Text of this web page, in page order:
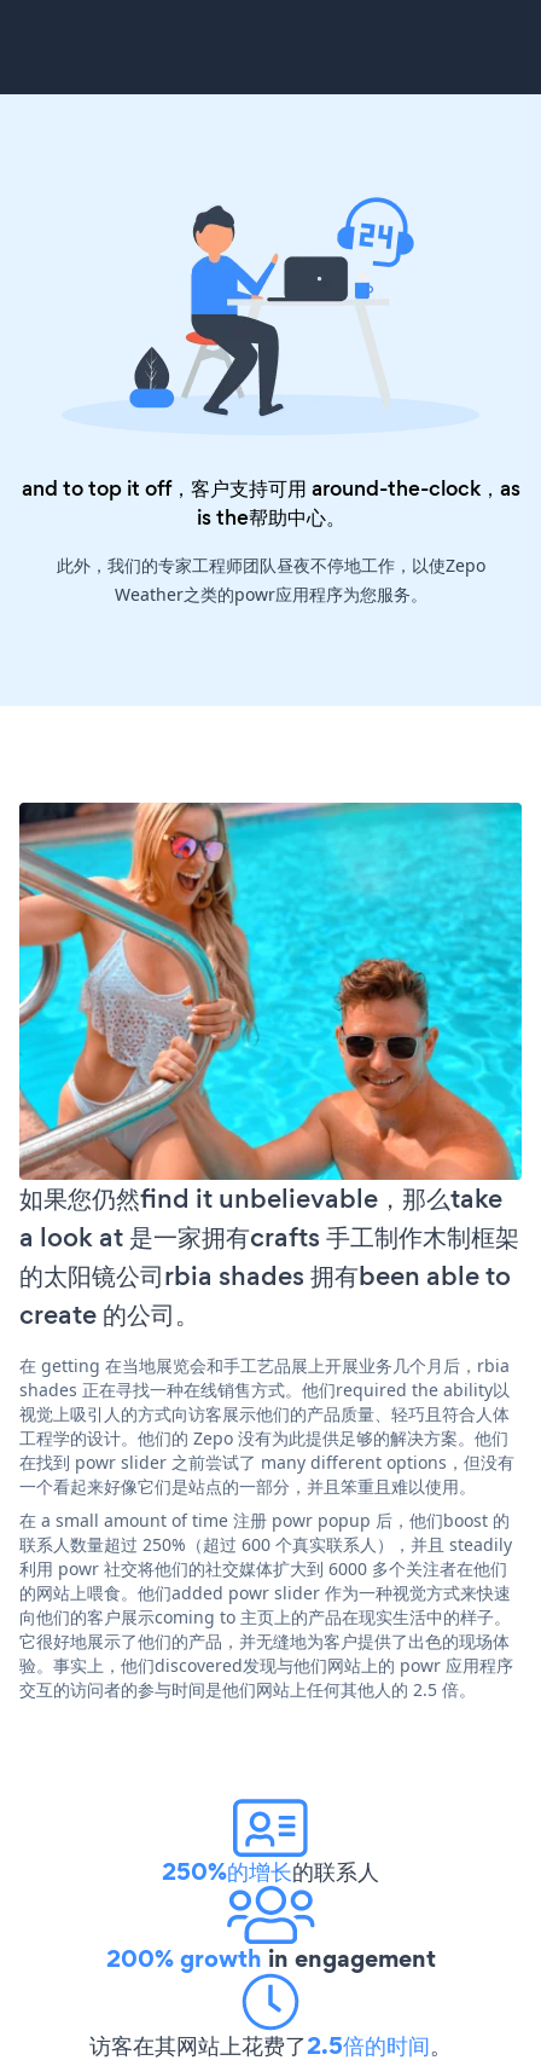
and to top it off，客户支持可用 around-the-clock，as
is the帮助中心。
此外，我们的专家工程师团队昼夜不停地工作，以使Zepo
Weather之类的powr应用程序为您服务。
如果您仍然find it unbelievable，那么take
a look at 是一家拥有crafts 手工制作木制框架
的太阳镜公司rbia shades 拥有been able to
create 的公司。
在 getting 在当地展览会和手工艺品展上开展业务几个月后，rbia
shades 正在寻找一种在线销售方式。他们required the ability以
视觉上吸引人的方式向访客展示他们的产品质量、轻巧且符合人体
工程学的设计。他们的 Zepo 没有为此提供足够的解决方案。他们
在找到 powr slider 之前尝试了 many different options，但没有
一个看起来好像它们是站点的一部分，并且笨重且难以使用。
在 a small amount of time 注册 powr popup 后，他们boost 的
联系人数量超过 250%（超过 600 个真实联系人），并且 steadily
利用 powr 社交将他们的社交媒体扩大到 6000 多个关注者在他们
的网站上喂食。他们added powr slider 作为一种视觉方式来快速
向他们的客户展示coming to 主页上的产品在现实生活中的样子。
它很好地展示了他们的产品，并无缝地为客户提供了出色的现场体
验。事实上，他们discovered发现与他们网站上的 powr 应用程序
交互的访问者的参与时间是他们网站上任何其他人的 2.5 倍。
250%的增长的联系人
200% growth in engagement
访客在其网站上花费了2.5倍的时间。